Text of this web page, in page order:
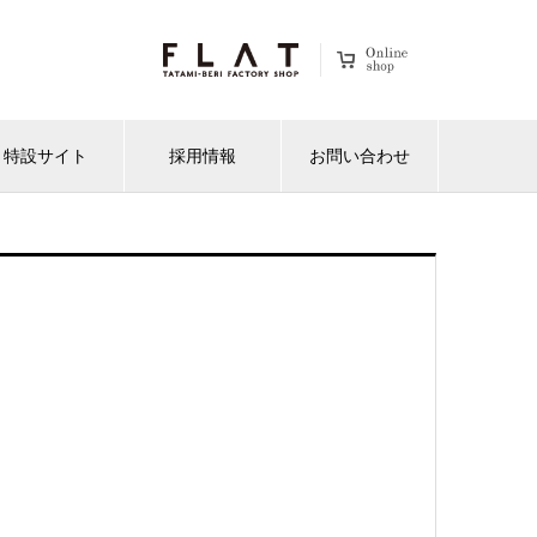
特設サイト 採用情報 お問い合わせ